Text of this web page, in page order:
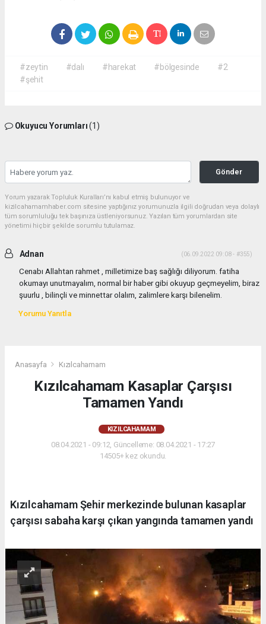
#zeytin #dalı #harekat #bölgesinde
#2
#şehit
Okuyucu Yorumları(1)
Gönder
Yorum yazarak Topluluk Kuralları’nı kabul etmiş bulunuyor ve
kizilcahamamhaber.com sitesine yaptığınız yorumunuzla ilgili doğrudan veya dolaylı
tüm sorumluluğu tek başınıza üstleniyorsunuz. Yazılan tüm yorumlardan site
yönetimi hiçbir şekilde sorumlu tutulamaz.
Adnan (06.09.2022 09:08 - #355)
Cenabı Allahtan rahmet , milletimize baş sağlığı diliyorum. fatiha
okumayı unutmayalım, normal bir haber gibi okuyup geçmeyelim, biraz
şuurlu , bilinçli ve minnettar olalım, zalimlere karşı bilenelim.
Yorumu Yanıtla
Anasayfa Kızılcahamam
Kızılcahamam Kasaplar Çarşısı
Tamamen Yandı
KIZILCAHAMAM
08.04.2021 - 09:12, Güncelleme: 08.04.2021 - 17:27
14505+ kez okundu.
Kızılcahamam Şehir merkezinde bulunan kasaplar
çarşısı sabaha karşı çıkan yangında tamamen yandı